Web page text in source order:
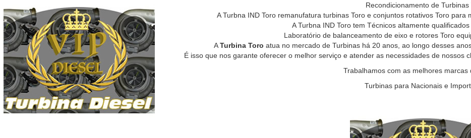
Recondicionamento de Turbinas
A Turbna IND Toro remanufatura turbinas Toro e conjuntos rotativos Toro para
A Turbna IND Toro tem Técnicos altamente
Laboratório de balanceamento de eixo e rotores Toro
ATurbina Toroatua no mercado de Turbinas há 20 anos, ao longo desses
É isso que nos garante oferecer o melhor serviço e atender as necessidades de nossos
Trabalhamos com as melhores marcas
Turbinas para Nacionais e